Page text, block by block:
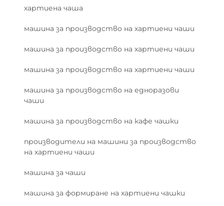
хартиена чаша
машина за производство на хартиени чаши
машина за производство на хартиени чаши
машина за производство на хартиени чаши
машина за производство на едноразови
чаши
машина за производство на кафе чашки
производители на машини за производство
на хартиени чаши
машина за чаши
машина за формиране на хартиени чашки